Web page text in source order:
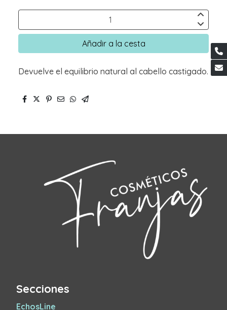
Añadir a la cesta
Devuelve el equilibrio natural al cabello castigado.
Secciones
EchosLine